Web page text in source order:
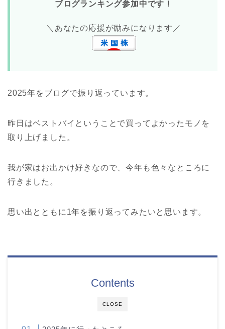
ブログランキング参加中です！
＼あなたの応援が励みになります／
2025年をブログで振り返っています。
昨日はベストバイということで買ってよかったモノを
取り上げました。
我が家はお出かけ好きなので、今年も色々なところに
行きました。
思い出とともに1年を振り返ってみたいと思います。
CLOSE
Contents